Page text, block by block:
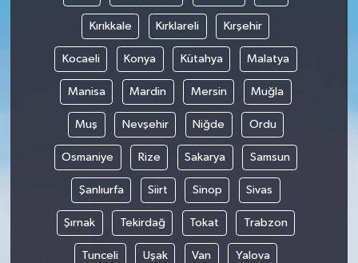
Kırıkkale Kırklareli Kırşehir
Kocaeli Konya Kütahya Malatya
Manisa Mardin Mersin Muğla
Muş Nevşehir Niğde Ordu
Osmaniye Rize Sakarya Samsun
Şanlıurfa Siirt Sinop Sivas
Şırnak Tekirdağ Tokat Trabzon
Tunceli Uşak Van Yalova